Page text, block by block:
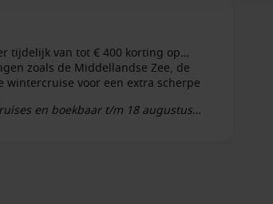
tijdelijk van tot € 400 korting op
zoals de Middellandse Zee, de
wintercruise voor een extra scherpe
en boekbaar t/m 18 augustus